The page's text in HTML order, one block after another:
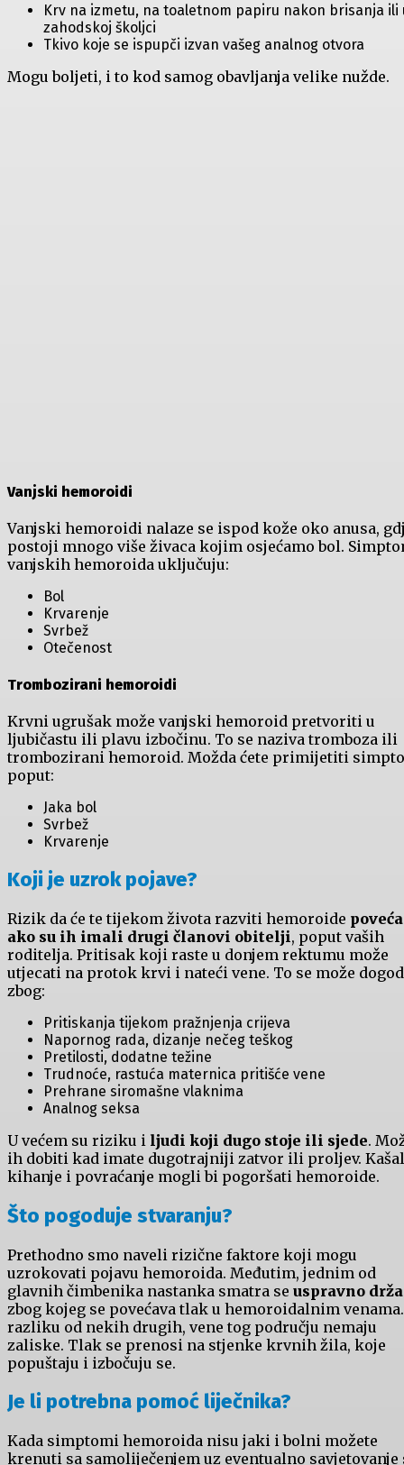
Krv na izmetu, na toaletnom papiru nakon brisanja ili
zahodskoj školjci
Tkivo koje se ispupči izvan vašeg analnog otvora
Mogu boljeti, i to kod samog obavljanja velike nužde.
Vanjski hemoroidi
Vanjski hemoroidi nalaze se ispod kože oko anusa,
postoji mnogo više živaca kojim osjećamo bol.
vanjskih hemoroida uključuju:
Bol
Krvarenje
Svrbež
Otečenost
Trombozirani hemoroidi
Krvni ugrušak može vanjski hemoroid pretvoriti u
ljubičastu ili plavu izbočinu. To se naziva tromboza ili
trombozirani hemoroid. Možda ćete primijetiti
poput:
Jaka bol
Svrbež
Krvarenje
Koji je uzrok pojave?
Rizik da će te tijekom života razviti hemoroide
ako su ih imali drugi članovi obitelji, poput vaših
roditelja. Pritisak koji raste u donjem rektumu može
utjecati na protok krvi i nateći vene. To se može
zbog:
Pritiskanja tijekom pražnjenja crijeva
Napornog rada, dizanje nečeg teškog
Pretilosti, dodatne težine
Trudnoće, rastuća maternica pritišće vene
Prehrane siromašne vlaknima
Analnog seksa
U većem su riziku i ljudi koji dugo stoje ili sjede.
ih dobiti kad imate dugotrajniji zatvor ili proljev.
kihanje i povraćanje mogli bi pogoršati hemoroide.
Što pogoduje stvaranju?
Prethodno smo naveli rizične faktore koji mogu
uzrokovati pojavu hemoroida. Međutim, jednim od
glavnih čimbenika nastanka smatra se uspravno
zbog kojeg se povećava tlak u hemoroidalnim
razliku od nekih drugih, vene tog području nemaju
zaliske. Tlak se prenosi na stjenke krvnih žila, koje
popuštaju i izbočuju se.
Je li potrebna pomoć liječnika?
Kada simptomi hemoroida nisu jaki i bolni možete
krenuti sa samoliječenjem uz eventualno savjetovanje